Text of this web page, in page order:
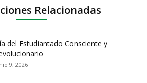
Relacionadas
del Estudiantado Consciente y
9, 2026